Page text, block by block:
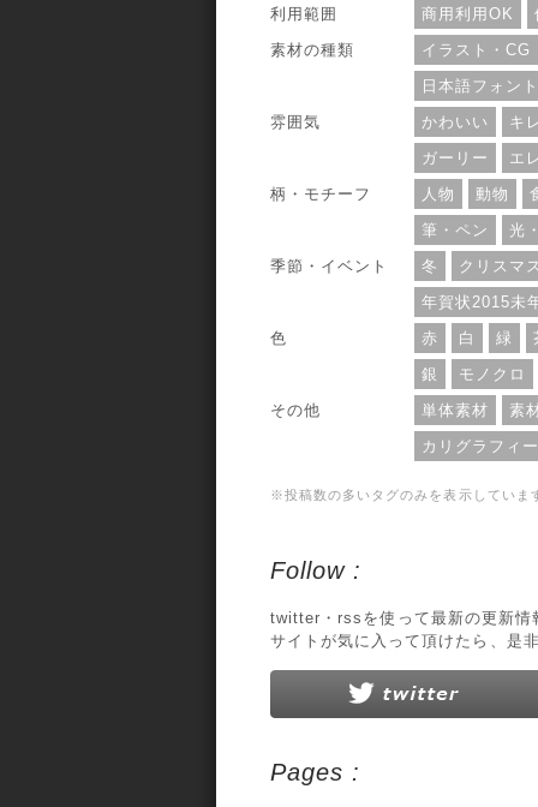
利用範囲 商用利用OK
素材の種類
イラスト・CG
日本語フォン
雰囲気
かわいい
キ
ガーリー
エ
柄・モチーフ
人物 動物
筆・ペン
光
季節・イベント
冬
クリスマ
年賀状2015未
色
赤 白 緑
銀
モノクロ
その他
単体素材
素
カリグラフィ
※投稿数の多いタグのみを表示していま
Follow :
twitter・rssを使って最新の更新情
サイトが気に入って頂けたら、是
Pages :